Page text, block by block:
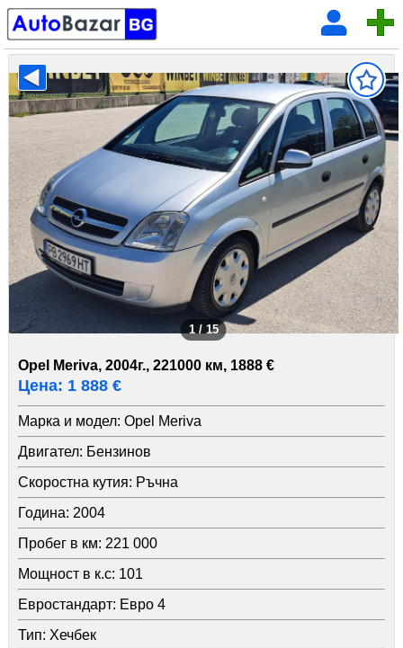
1 / 15
Opel Meriva, 2004г., 221000 км, 1888 €
Цена: 1 888 €
Марка и модел: Opel Meriva
Двигател: Бензинов
Скоростна кутия: Ръчна
Година: 2004
Пробег в км: 221 000
Мощност в к.с: 101
Евростандарт: Евро 4
Тип: Хечбек